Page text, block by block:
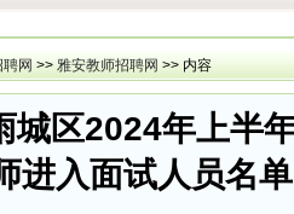
网 >> 雅安教师招聘网 >> 内容
城区2024年上半
进入面试人员名